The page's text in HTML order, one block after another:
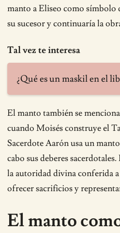
manto a Eliseo como símbolo
su sucesor y continuaría la
Tal vez te interesa
¿Qué es un maskil en el
El manto también se
cuando Moisés construye el
Sacerdote Aarón usa un
cabo sus deberes
la autoridad divina conferida a
ofrecer sacrificios y
El manto